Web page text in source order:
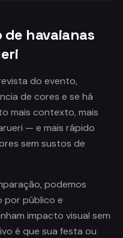
de havaianas
do evento,
de cores e se há
mais contexto, mais
— e mais rápido
sem sustos de
podemos
por público e
impacto visual sem
é que sua festa ou